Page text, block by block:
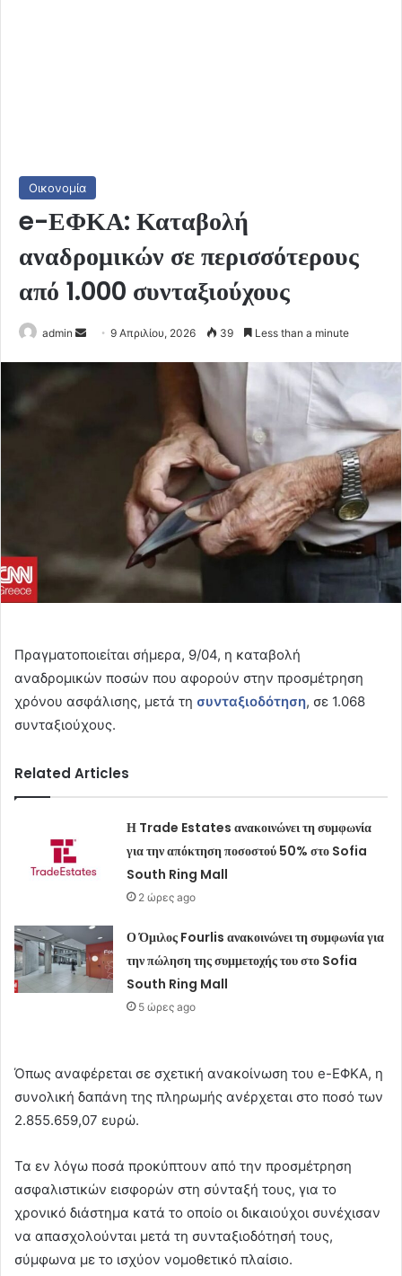
Οικονομία
e-ΕΦΚΑ: Καταβολή
αναδρομικών σε περισσότερους
από 1.000 συνταξιούχους
admin
Send9 Απριλίου, 2026 39 Less than a minute
Πραγματοποιείται σήμερα, 9/04, η καταβολή
αναδρομικών ποσών που αφορούν στην προσμέτρηση
χρόνου ασφάλισης, μετά τη συνταξιοδότηση, σε 1.068
συνταξιούχους.
Related Articles
Η Trade Estates ανακοινώνει τη συμφωνία
για την απόκτηση ποσοστού 50% στο Sofia
South Ring Mall
2 ώρες ago
Ο Όμιλος Fourlis ανακοινώνει τη συμφωνία για
την πώληση της συμμετοχής του στο Sofia
South Ring Mall
5 ώρες ago
Όπως αναφέρεται σε σχετική ανακοίνωση του e-ΕΦΚΑ, η
συνολική δαπάνη της πληρωμής ανέρχεται στο ποσό των
2.855.659,07 ευρώ.
Τα εν λόγω ποσά προκύπτουν από την προσμέτρηση
ασφαλιστικών εισφορών στη σύνταξή τους, για το
χρονικό διάστημα κατά το οποίο οι δικαιούχοι συνέχισαν
να απασχολούνται μετά τη συνταξιοδότησή τους,
σύμφωνα με το ισχύον νομοθετικό πλαίσιο.